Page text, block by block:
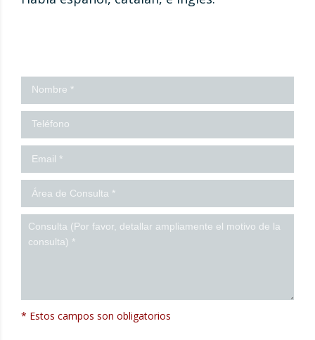
¡Contáctanos!
* Estos campos son obligatorios